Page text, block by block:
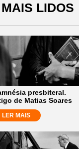
MAIS LIDOS
presbiteral.
de Matias Soares
LER MAIS